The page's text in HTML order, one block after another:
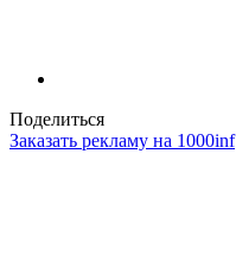
Поделиться
Заказать рекламу на 1000inf